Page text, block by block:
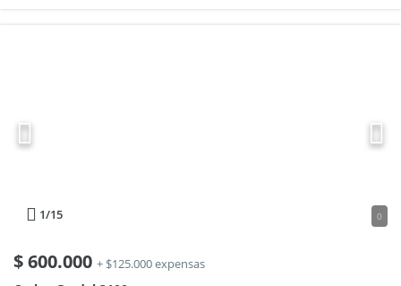
1/15 0
$600.000 + $125.000 expensas